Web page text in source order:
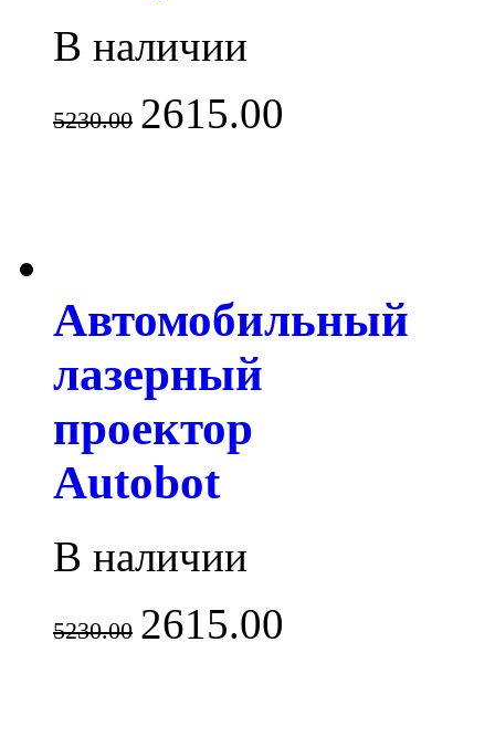
В наличии
5230.00 2615.00
Автомобильный
лазерный
проектор
Autobot
В наличии
5230.00 2615.00